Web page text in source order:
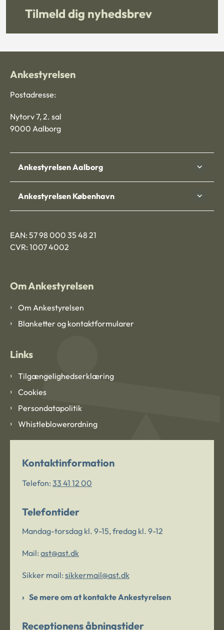
Tilmeld dig nyhedsbrev
Ankestyrelsen
Postadresse:
Nytorv 7, 2. sal
9000 Aalborg
Ankestyrelsen Aalborg
Ankestyrelsen København
EAN: 57 98 000 35 48 21
CVR: 1007 4002
Om Ankestyrelsen
Om Ankestyrelsen
Blanketter og kontaktformularer
Links
Tilgængelighedserklæring
Cookies
Persondatapolitik
Whistleblowerordning
Kontaktinformation
Telefon: 33 41 12 00
Telefontider
Mandag-torsdag kl. 9-15, fredag kl. 9-12
Mail: ast@ast.dk
Sikker mail: sikkermail@ast.dk
Se mere om at kontakte Ankestyrelsen
Receptionens åbningstider